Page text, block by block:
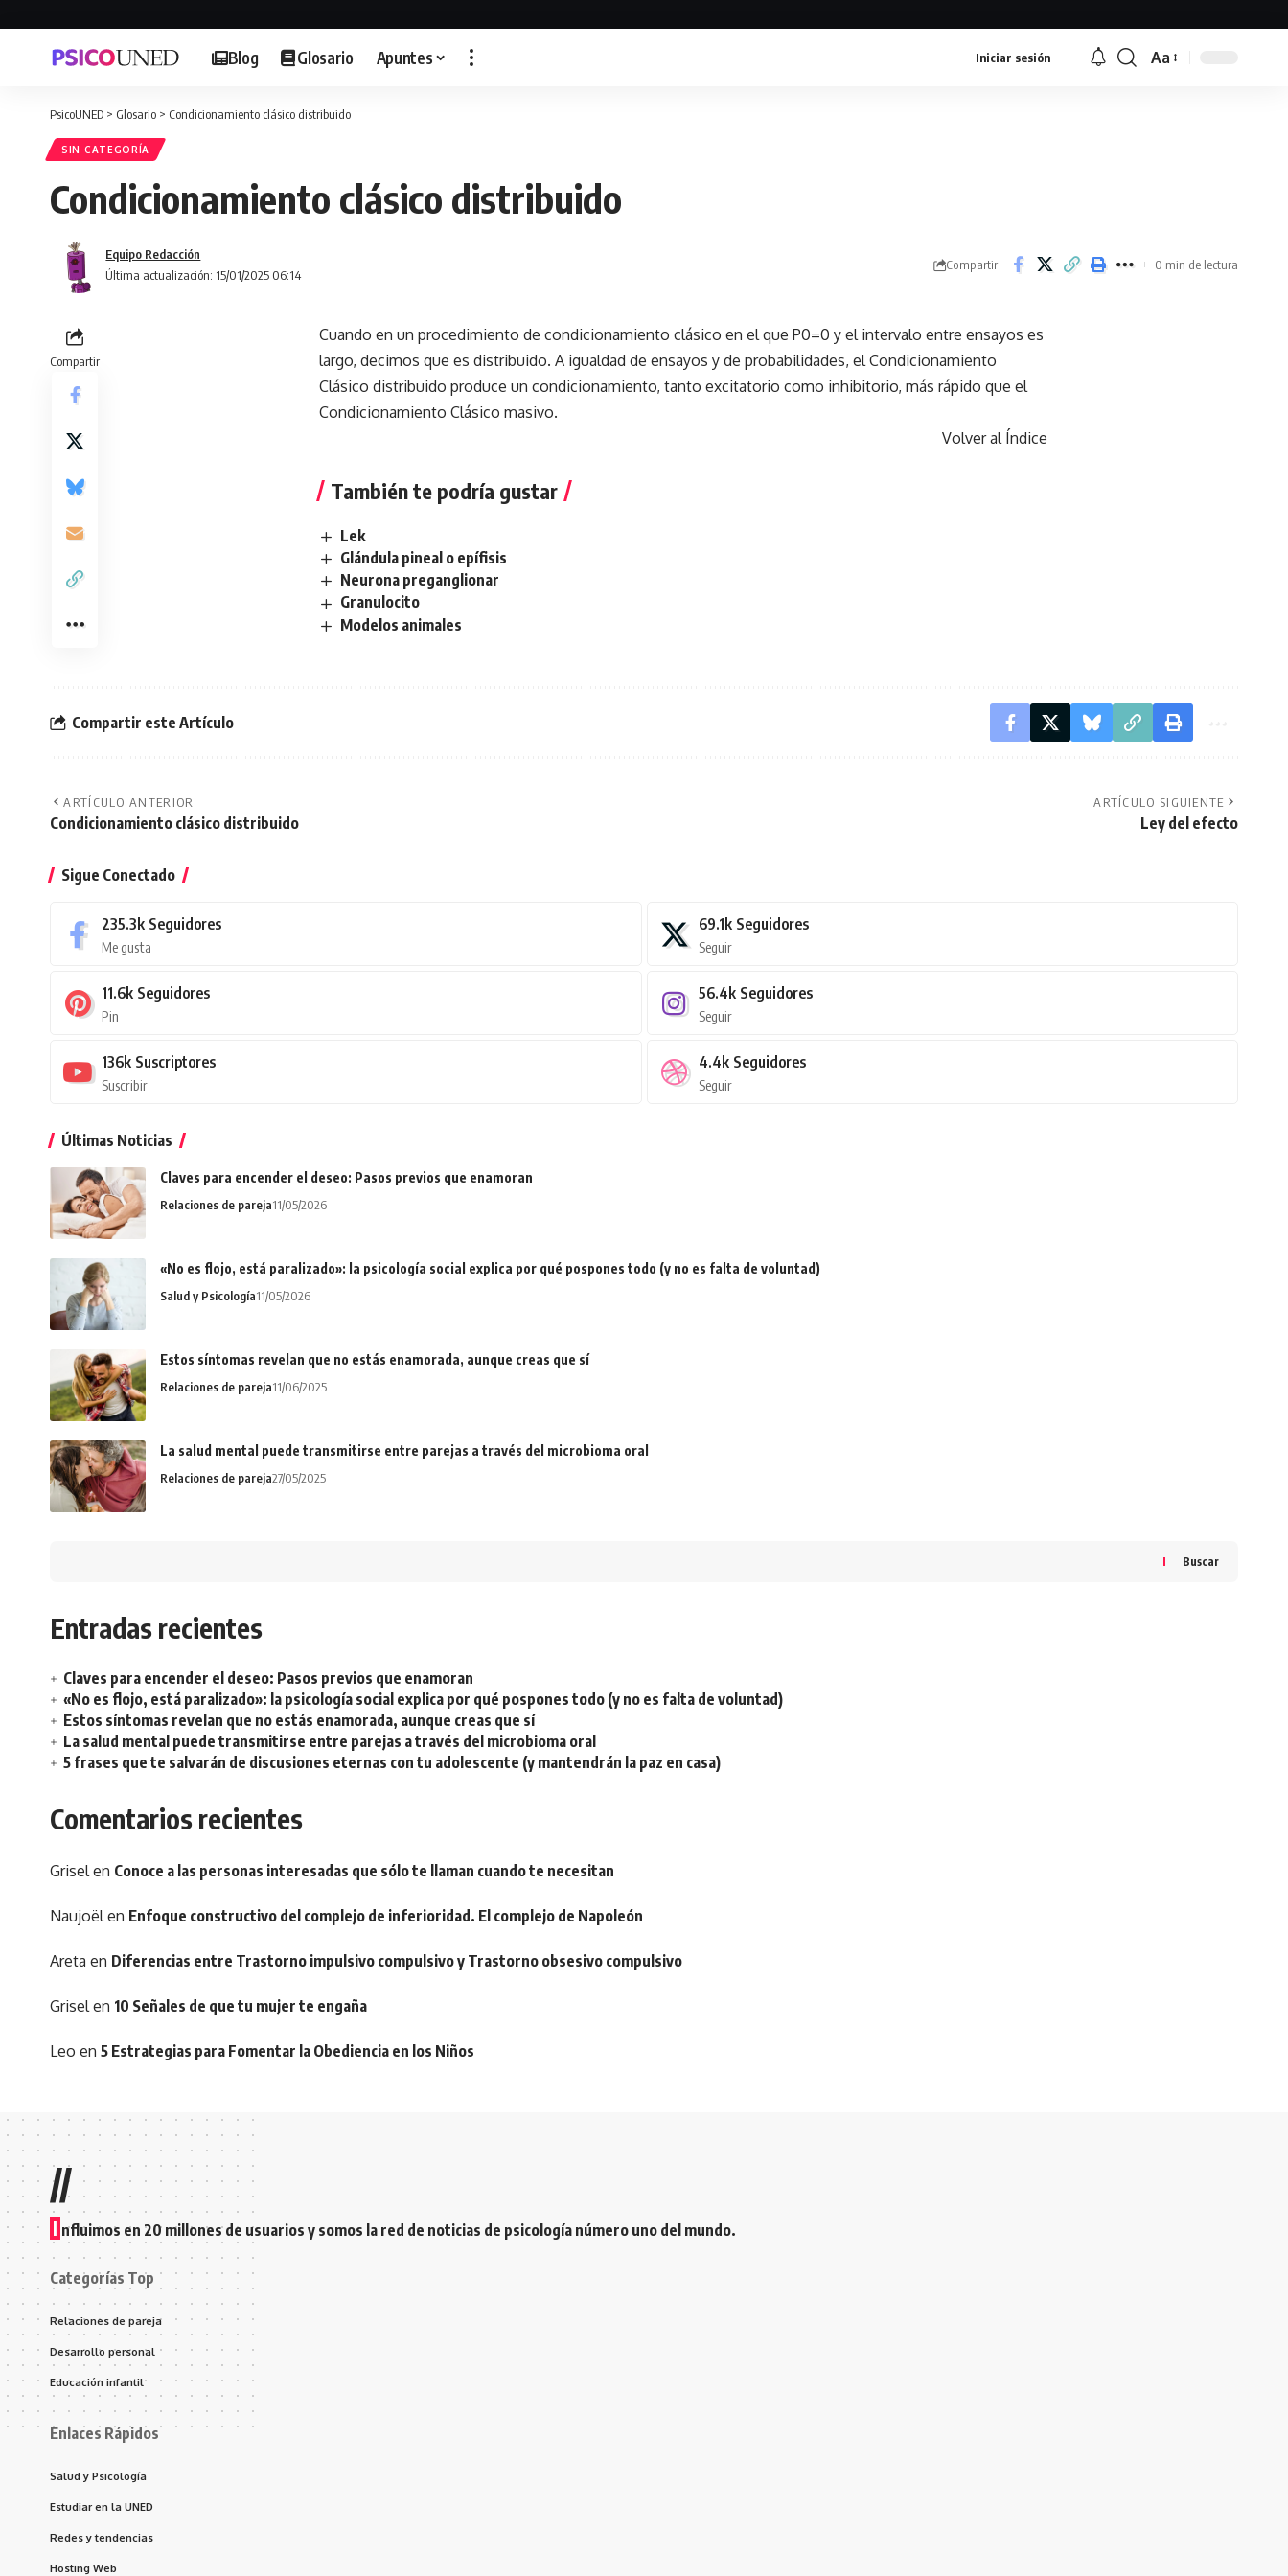
Blog Glosario Apuntes Iniciar sesión
Font
Aa
PsicoUNED > Glosario > Condicionamiento clásico distribuido
SIN CATEGORÍA
Condicionamiento clásico distribuido
Última actualización: 15/01/2025 06:14
Equipo Redacción
Compartir 0 min de lectura
Compartir
Cuando en un procedimiento de condicionamiento clásico en el que P0=0 y el intervalo entre ensayos es
largo, decimos que es distribuido. A igualdad de ensayos y de probabilidades, el Condicionamiento
Clásico distribuido produce un condicionamiento, tanto excitatorio como inhibitorio, más rápido que el
Condicionamiento Clásico masivo.
Volver al Índice
También te podría gustar
Lek
Glándula pineal o epífisis
Neurona preganglionar
Granulocito
Modelos animales
Compartir este Artículo
ARTÍCULO ANTERIOR
Condicionamiento clásico distribuido
ARTÍCULO SIGUIENTE
Ley del efecto
Sigue Conectado
235.3k Seguidores
Me gusta
69.1k Seguidores
Seguir
11.6k Seguidores
Pin
56.4k Seguidores
Seguir
136k Suscriptores
Suscribir
4.4k Seguidores
Seguir
Últimas Noticias
Claves para encender el deseo: Pasos previos que enamoran
Relaciones de pareja11/05/2026
«No es flojo, está paralizado»: la psicología social explica por qué pospones todo (y no es falta de voluntad)
Salud y Psicología11/05/2026
Estos síntomas revelan que no estás enamorada, aunque creas que sí
Relaciones de pareja11/06/2025
La salud mental puede transmitirse entre parejas a través del microbioma oral
Relaciones de pareja27/05/2025
Buscar
Entradas recientes
Claves para encender el deseo: Pasos previos que enamoran
«No es flojo, está paralizado»: la psicología social explica por qué pospones todo (y no es falta de voluntad)
Estos síntomas revelan que no estás enamorada, aunque creas que sí
La salud mental puede transmitirse entre parejas a través del microbioma oral
5 frases que te salvarán de discusiones eternas con tu adolescente (y mantendrán la paz en casa)
Comentarios recientes
Griselen Conoce a las personas interesadas que sólo te llaman cuando te necesitan
Naujoëlen Enfoque constructivo del complejo de inferioridad. El complejo de Napoleón
Areta en Diferencias entre Trastorno impulsivo compulsivo y Trastorno obsesivo compulsivo
Griselen 10 Señales de que tu mujer te engaña
Leo en 5 Estrategias para Fomentar la Obediencia en los Niños
//
I nfluimos en 20 millones de usuarios y somos la red de noticias de psicología número uno del mundo.
Categorías Top
Relaciones de pareja
Desarrollo personal
Educación infantil
Enlaces Rápidos
Salud y Psicología
Estudiar en la UNED
Redes y tendencias
Hosting Web